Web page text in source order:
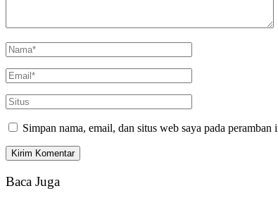
Simpan nama, email, dan situs web saya pada
Baca Juga